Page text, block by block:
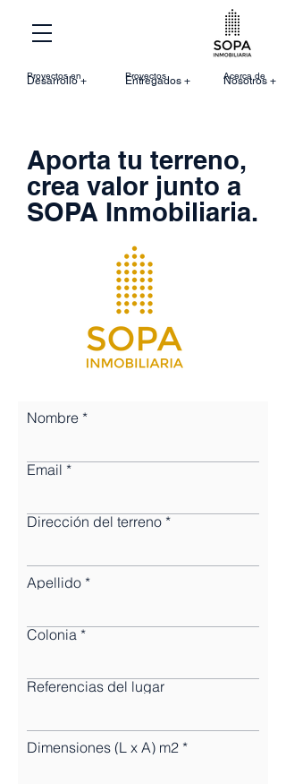
Proyectos en
Desarrollo + Proyectos
Entregados + Acerca de
Nosotros +
Aporta tu terreno,
crea valor junto a
SOPA Inmobiliaria.
Nombre
Email
Dirección del terreno
Apellido
Colonia
Referencias del lugar
Dimensiones (L x A) m2